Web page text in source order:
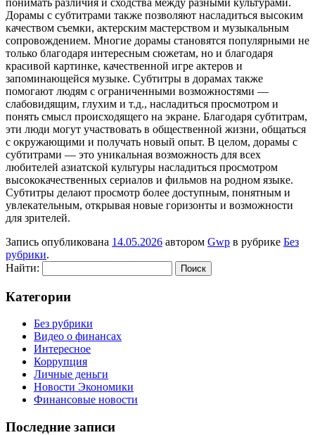
Дорамы с субтитрами также позволяют насладиться высоким
качеством съемки, актерским мастерством и музыкальным
сопровождением. Многие дорамы становятся популярными не
только благодаря интересным сюжетам, но и благодаря
красивой картинке, качественной игре актеров и
запоминающейся музыке. Субтитры в дорамах также
помогают людям с ограниченными возможностями —
слабовидящим, глухим и т.д., насладиться просмотром и
понять смысл происходящего на экране. Благодаря субтитрам,
эти люди могут участвовать в общественной жизни, общаться
с окружающими и получать новый опыт. В целом, дорамы с
субтитрами — это уникальная возможность для всех
любителей азиатской культуры насладиться просмотром
высококачественных сериалов и фильмов на родном языке.
Субтитры делают просмотр более доступным, понятным и
увлекательным, открывая новые горизонты и возможности
для зрителей.
Запись опубликована 14.05.2026 автором Gwp в рубрике Без
рубрики.
Найти:
Категории
Без рубрики
Видео о финансах
Интересное
Коррупция
Личные деньги
Новости Экономики
Финансовые новости
Последние записи